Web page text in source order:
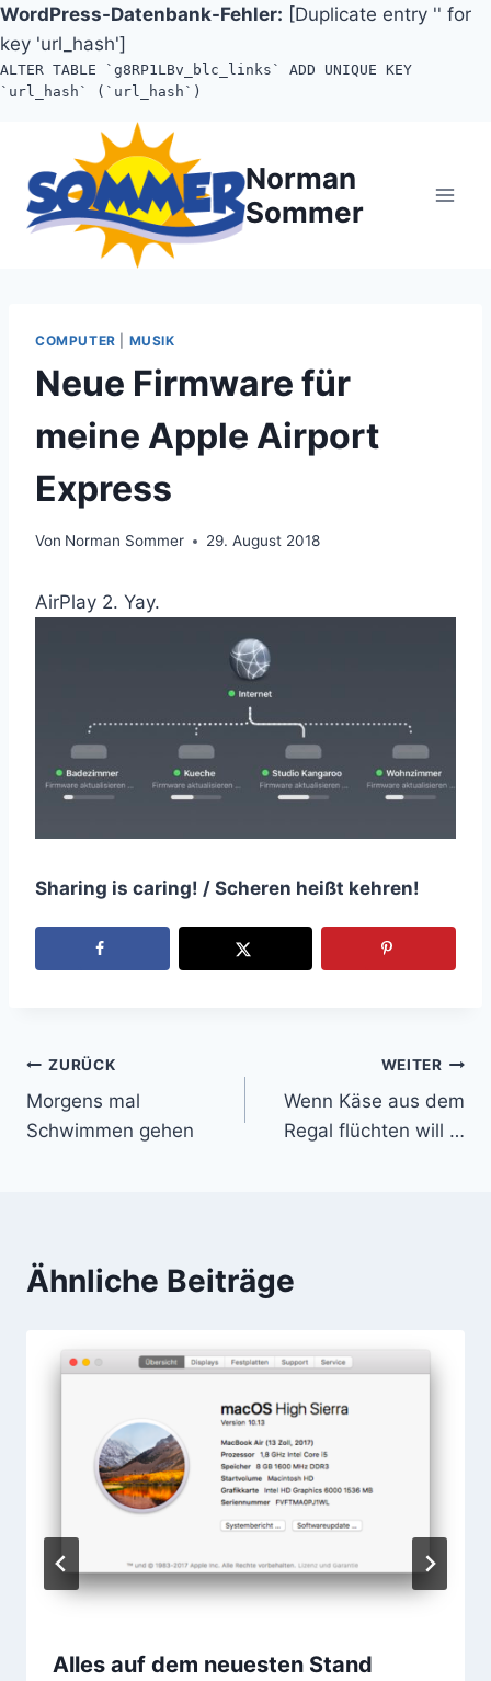
WordPress-Datenbank-Fehler: [Duplicate entry '' for
key 'url_hash']
ALTER TABLE `g8RP1LBv_blc_links` ADD UNIQUE KEY
`url_hash` (`url_hash`)
springen
Norman
Sommer
COMPUTER MUSIK
Neue Firmware für
meine Apple Airport
Express
Von Norman Sommer 29. August 2018
AirPlay 2. Yay.
Sharing is caring! / Scheren heißt kehren!
Beitragsnavigation
ZURÜCK
Morgens mal
Schwimmen gehen
WEITER
Wenn Käse aus dem
Regal flüchten will …
Ähnliche Beiträge
Alles auf dem neuesten Stand